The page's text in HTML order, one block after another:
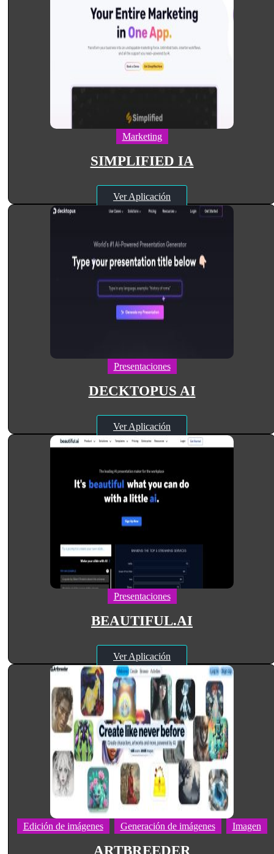
Marketing
SIMPLIFIED IA
Ver Aplicación
Presentaciones
DECKTOPUS AI
Ver Aplicación
Presentaciones
BEAUTIFUL.AI
Ver Aplicación
Edición de imágenes Generación de imágenes Imagen
ARTBREEDER